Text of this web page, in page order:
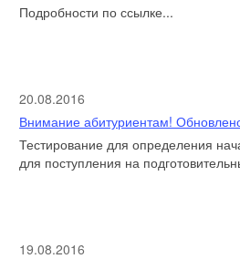
Подробности по ссылке...
20.08.2016
Внимание абитуриентам!
Тестирование для определения
для поступления на
19.08.2016